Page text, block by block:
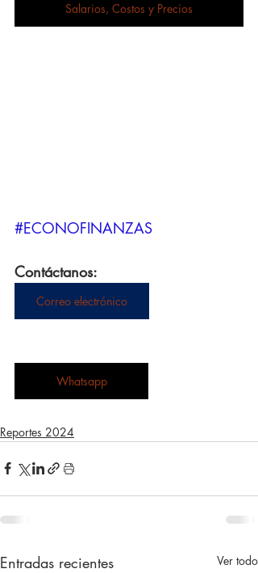
Salarios, Costos y Precios
#ECONOFINANZAS
Contáctanos:
Correo electrónico
Whatsapp
Reportes 2024
Entradas recientes Ver todo